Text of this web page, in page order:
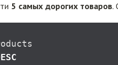
5 самых дорогих товаров.